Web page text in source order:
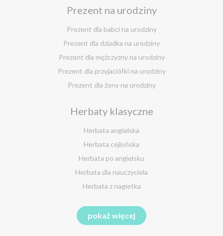
Herbata jaśminowa
Herbata jasminowa
Herbata rumiankowa
Koper włoski herbata
Herbata z goździkami
Herbata z cynamonem
Prezent na urodziny
Prezent dla babci na urodziny
Prezent dla dziadka na urodziny
Prezent dla mężczyzny na urodziny
Prezent dla przyjaciółki na urodziny
Prezent dla żony na urodziny
Prezent dla dziewczyny na urodziny
Prezent dla koleżanki na urodziny
Prezent dla mamy na urodziny
Prezent dla taty na urodziny
Prezent dla męża na urodziny
Prezent dla przyjaciela na urodziny
Herbaty klasyczne
Herbata angielska
Herbata cejlońska
Herbata po angielsku
Herbata dla nauczyciela
Herbata z nagietka
Melisa herbata
Zestawy na różne okazje
pokaż więcej